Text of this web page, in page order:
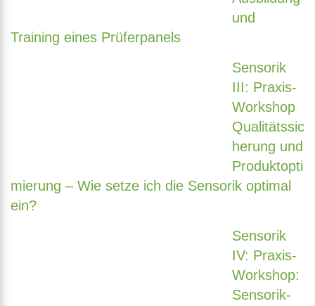
und
Training eines Prüferpanels
Sensorik
III: Praxis-
Workshop
Qualitätssic
herung und
Produktopti
mierung – Wie setze ich die Sensorik optimal
ein?
Sensorik
IV: Praxis-
Workshop:
Sensorik-